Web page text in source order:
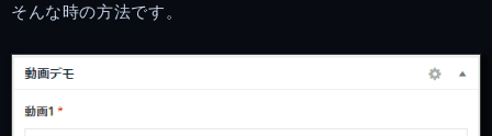
そんな時の方法です。